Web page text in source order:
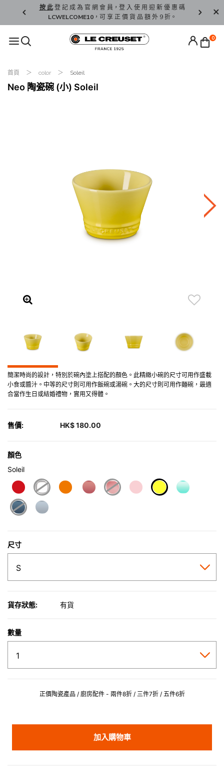
按 此登 記 成 為 官 網 會 員，登 入 使 用 迎 新 優 惠 碼
LCWELCOME10，可 享 正 價 貨 品 額 外 9 折。
香 港 / 澳
0
首頁 color Soleil
Neo 陶瓷碗 (小) Soleil
簡潔時尚的設計，特別於碗內塗上搭配的顏色。此精緻小碗的尺寸可用作盛載
小食或醬汁。中等的尺寸則可用作飯碗或湯碗。大的尺寸則可用作麵碗，最適
合當作生日或結婚禮物，實用又得體。
售價: HK$ 180.00
顏色
Soleil
尺寸
貨存狀態: 有貨
數量
正價陶瓷產品 / 廚房配件 - 兩件8折 / 三件7折 / 五件6折
加入購物車